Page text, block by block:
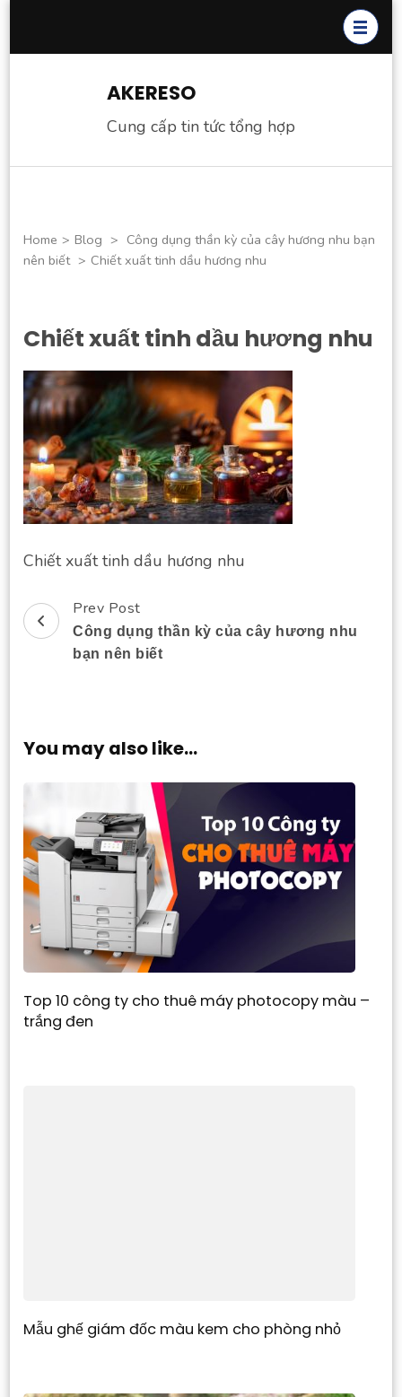
AKERESO
Cung cấp tin tức tổng hợp
Home > Blog > Công dụng thần kỳ của cây hương nhu bạn
nên biết > Chiết xuất tinh dầu hương nhu
Chiết xuất tinh dầu hương nhu
Chiết xuất tinh dầu hương nhu
Post
Navigation
Prev Post
Công dụng thần kỳ của cây hương nhu
bạn nên biết
You may also like...
Top 10 công ty cho thuê máy photocopy màu –
trắng đen
Mẫu ghế giám đốc màu kem cho phòng nhỏ